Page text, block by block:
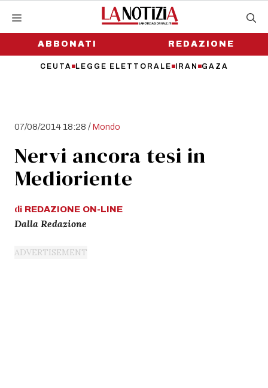
contenutoABBONATI
CEUTA LEGGE ELETTORALE IRAN GAZA
REDAZIONE
07/08/2014 18:28 /Mondo
Nervi ancora tesi in
Medioriente
di REDAZIONE ON-LINE
Dalla Redazione